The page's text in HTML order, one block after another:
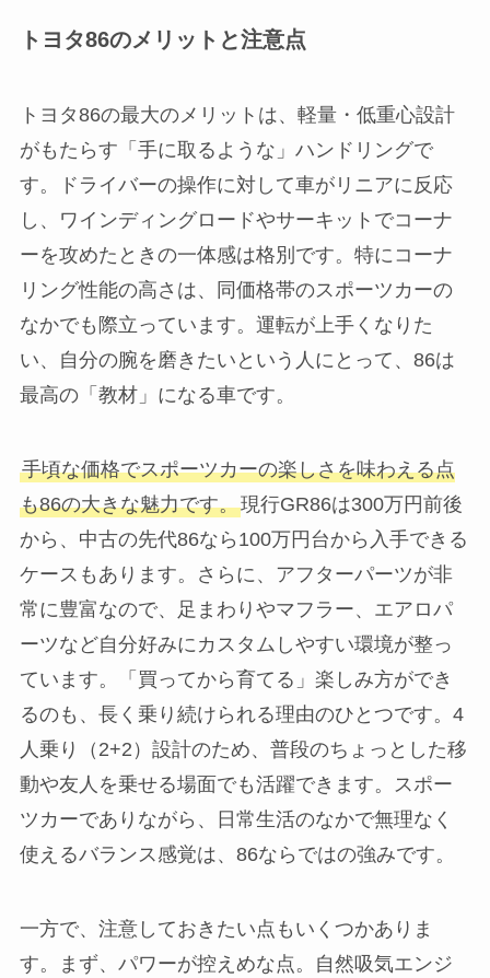
トヨタ86のメリットと注意点
トヨタ86の最大のメリットは、軽量・低重心設計
がもたらす「手に取るような」ハンドリングで
す。ドライバーの操作に対して車がリニアに反応
し、ワインディングロードやサーキットでコーナ
ーを攻めたときの一体感は格別です。特にコーナ
リング性能の高さは、同価格帯のスポーツカーの
なかでも際立っています。運転が上手くなりた
い、自分の腕を磨きたいという人にとって、86は
最高の「教材」になる車です。
手頃な価格でスポーツカーの楽しさを味わえる点
も86の大きな魅力です。現行GR86は300万円前後
から、中古の先代86なら100万円台から入手できる
ケースもあります。さらに、アフターパーツが非
常に豊富なので、足まわりやマフラー、エアロパ
ーツなど自分好みにカスタムしやすい環境が整っ
ています。「買ってから育てる」楽しみ方ができ
るのも、長く乗り続けられる理由のひとつです。4
人乗り（2+2）設計のため、普段のちょっとした移
動や友人を乗せる場面でも活躍できます。スポー
ツカーでありながら、日常生活のなかで無理なく
使えるバランス感覚は、86ならではの強みです。
一方で、注意しておきたい点もいくつかありま
す。まず、パワーが控えめな点。自然吸気エンジ